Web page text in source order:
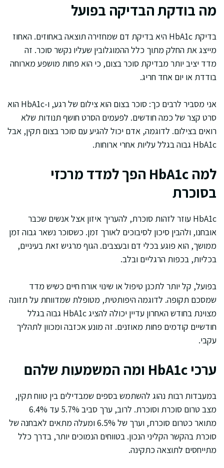
מה בודקת הבדיקה בפועל
בדיקת HbA1c היא בדיקת דם שמחזירה תוצאה באחוזים. האחוז
מייצג את החלק מתוך כלל ההמוגלובין שעליו נקשר סוכר. זה
מדד יציב יותר מבדיקת סוכר בצום, כי הוא פחות מושפע מארוחה
בודדת או יום אחד חריג.
אני מסביר לרבים כך: סוכר בצום הוא צילום של רגע, ו-HbA1c הוא
סרט קצר של כמה חודשים. לפעמים הסרט חושף תנודות שלא
רואים בצילום. לדוגמה, אדם יכול להגיע עם סוכר בצום תקין, אבל
HbA1c גבוה בגלל עליות אחרי ארוחות.
למה HbA1c הפך למדד מרכזי
בסוכרת
HbA1c עוזר לזהות סוכרת, להעריך איזון אצל אנשים שכבר
אובחנו, ולהבין סיכון לסיבוכים לאורך זמן. כשסוכר נשאר גבוה זמן
ממושך, הוא פוגע בכלי דם ובעצבים. הגוף מרגיש זאת בעיניים,
בכליות, בכפות הרגליים ובלב.
בפועל, קל יותר לתכנן טיפול או שינוי אורח חיים כשיש מדד
שמסכם תקופה. לדוגמה היפותטית, מטופלת שמדווחת על תזונה
מצוינת בחודש האחרון עדיין יכולה להציג HbA1c גבוה בגלל
חודשיים קודמים פחות מאוזנים. זה מונע אכזבה ומכוון לתהליך
עקבי.
ערכי HbA1c ומה המשמעות שלהם
במעבדות רבות נהוג להשתמש בספים שמבדילים בין טווח תקין,
מצב טרום סוכרת וסוכרת. לרוב, ערך סביב 5.7% עד 6.4%
מתואר כטרום סוכרת, וערך של 6.5% ומעלה מתאים לאבחנה של
סוכרת בהקשר הקליני הנכון. בטווחים הנמוכים יותר, בדרך כלל
מתייחסים לתוצאה כתקינה.